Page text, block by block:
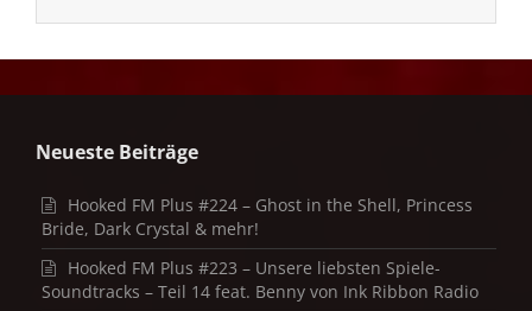
Neueste Beiträge
Hooked FM Plus #224 – Ghost in the Shell, Princess
Bride, Dark Crystal & mehr!
Hooked FM Plus #223 – Unsere liebsten Spiele-
Soundtracks – Teil 14 feat. Benny von Ink Ribbon Radio